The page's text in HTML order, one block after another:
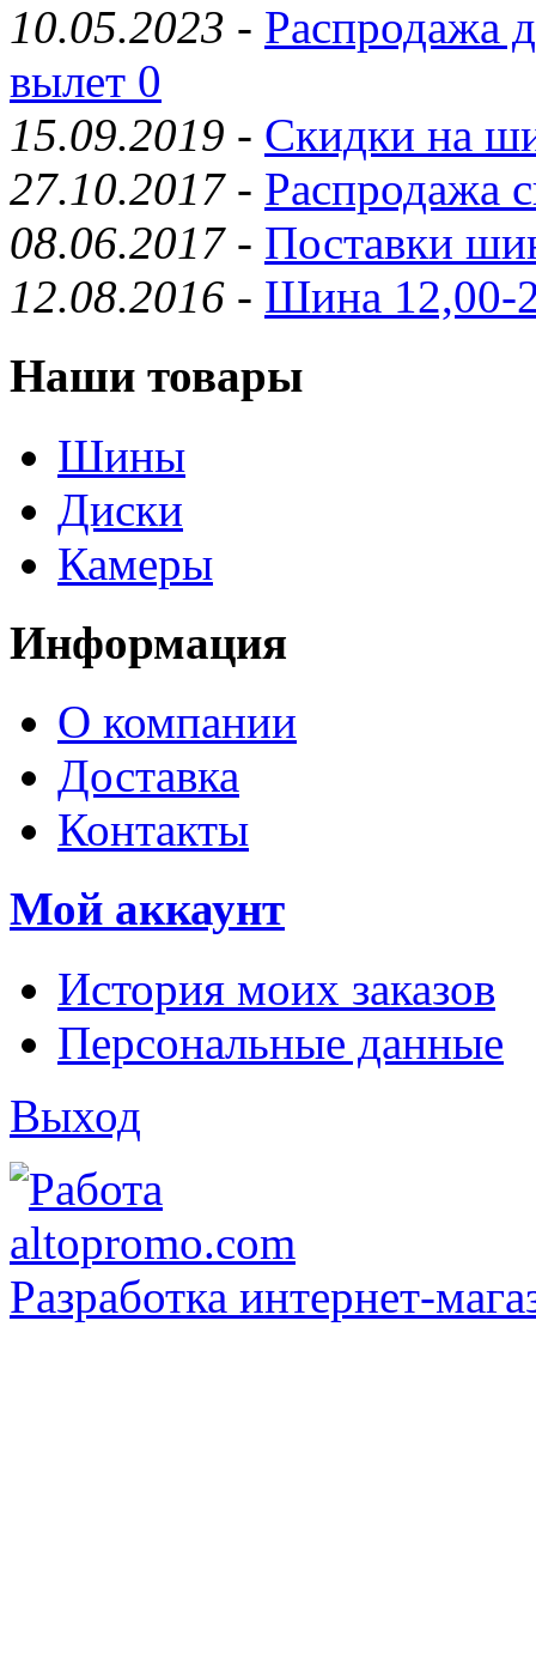
10.05.2023 - Распродажа
вылет 0
15.09.2019 - Скидки на
27.10.2017- Распродажа
08.06.2017- Поставки
12.08.2016 - Шина 12,00-
Наши товары
Шины
Диски
Камеры
Информация
О компании
Доставка
Контакты
Мой аккаунт
История моих заказов
Персональные данные
Выход
Разработка интернет-